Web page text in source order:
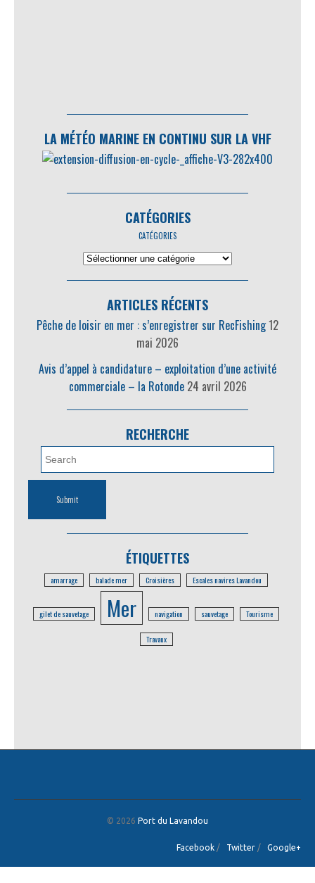
LA MÉTÉO MARINE EN CONTINU SUR LA VHF
CATÉGORIES
CATÉGORIES
ARTICLES RÉCENTS
Pêche de loisir en mer : s’enregistrer sur RecFishing12
mai 2026
Avis d’appel à candidature – exploitation d’une activité
commerciale – la Rotonde 24 avril 2026
RECHERCHE
ÉTIQUETTES
amarrage balade mer Croisières Escales navires Lavandou
gilet de sauvetage Mer navigation sauvetage Tourisme
Travaux
© 2026 Port du Lavandou
Facebook / Twitter / Google+